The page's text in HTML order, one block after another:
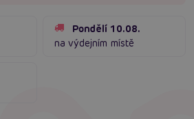
Pondělí 10.08.
na výdejním místě